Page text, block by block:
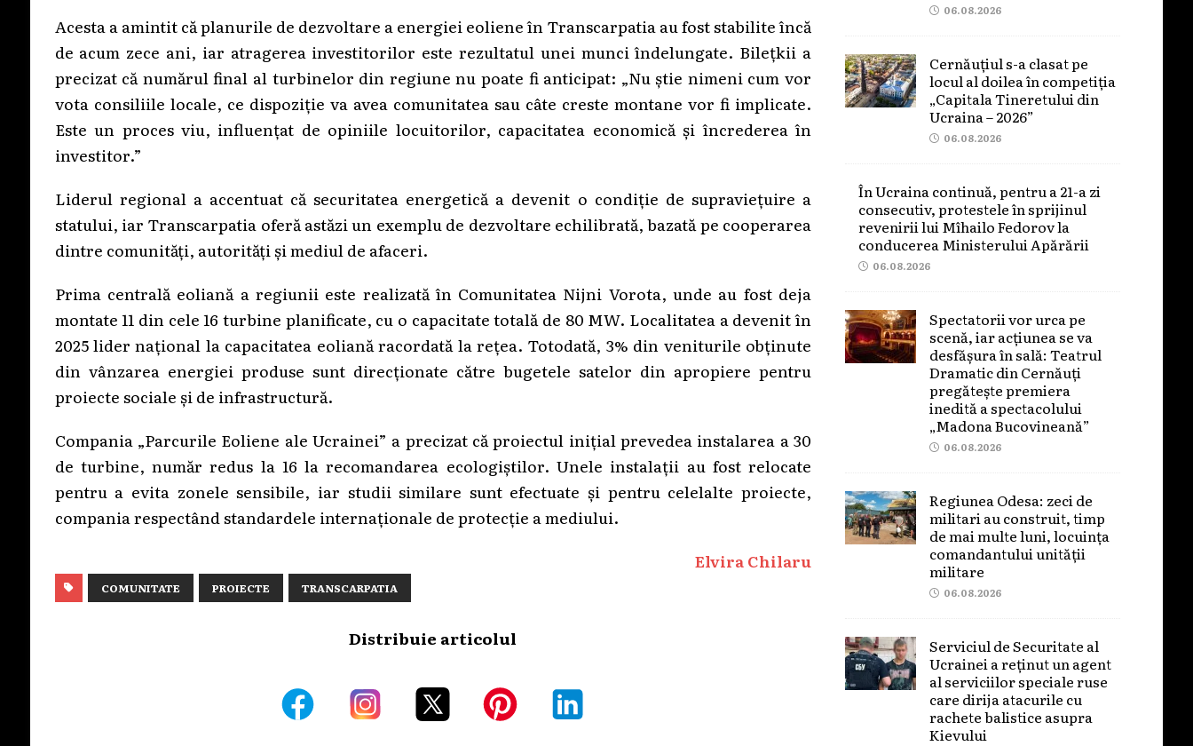
Acesta a amintit că planurile de dezvoltare a energiei eoliene în Transcarpatia au fost stabilite încă
de acum zece ani, iar atragerea investitorilor este rezultatul unei munci îndelungate. Bilețkii a
precizat că numărul final al turbinelor din regiune nu poate fi anticipat: „Nu știe nimeni cum vor
vota consiliile locale, ce dispoziție va avea comunitatea sau câte creste montane vor fi implicate.
Este un proces viu, influențat de opiniile locuitorilor, capacitatea economică și încrederea în
investitor.”
Liderul regional a accentuat că securitatea energetică a devenit o condiție de supraviețuire a
statului, iar Transcarpatia oferă astăzi un exemplu de dezvoltare echilibrată, bazată pe cooperarea
dintre comunități, autorități și mediul de afaceri.
Prima centrală eoliană a regiunii este realizată în Comunitatea Nijni Vorota, unde au fost deja
montate 11 din cele 16 turbine planificate, cu o capacitate totală de 80 MW. Localitatea a devenit în
2025 lider național la capacitatea eoliană racordată la rețea. Totodată, 3% din veniturile obținute
din vânzarea energiei produse sunt direcționate către bugetele satelor din apropiere pentru
proiecte sociale și de infrastructură.
Compania „Parcurile Eoliene ale Ucrainei” a precizat că proiectul inițial prevedea instalarea a 30
de turbine, număr redus la 16 la recomandarea ecologiștilor. Unele instalații au fost relocate
pentru a evita zonele sensibile, iar studii similare sunt efectuate și pentru celelalte proiecte,
compania respectând standardele internaționale de protecție a mediului.
Elvira Chilaru
COMUNITATE PROIECTE TRANSCARPATIA
Distribuie articolul
06.08.2026
Cernăuțiul s-a clasat pe
locul al doilea în competiția
„Capitala Tineretului din
Ucraina – 2026”
06.08.2026
În Ucraina continuă, pentru a 21-a zi
consecutiv, protestele în sprijinul
revenirii lui Mîhailo Fedorov la
conducerea Ministerului Apărării
06.08.2026
Spectatorii vor urca pe
scenă, iar acțiunea se va
desfășura în sală: Teatrul
Dramatic din Cernăuți
pregătește premiera
inedită a spectacolului
„Madona Bucovineană”
06.08.2026
Regiunea Odesa: zeci de
militari au construit, timp
de mai multe luni, locuința
comandantului unității
militare
06.08.2026
Serviciul de Securitate al
Ucrainei a reținut un agent
al serviciilor speciale ruse
care dirija atacurile cu
rachete balistice asupra
Kievului